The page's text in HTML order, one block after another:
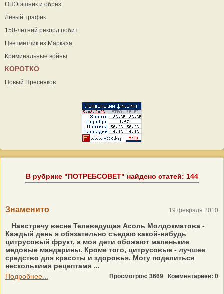
ОПЭгэшник и обрез
Левый трафик
150-летний рекорд побит
Цветметчик из Марказа
Криминальные войны
КОРОТКО
Новый Пресняков
В рубрике "ПОТРЕБСОВЕТ" найдено статей: 144
Знаменито 19 февраля 2010
Навстречу весне Телеведущая Асоль Молдокматова -
Каждый день я обязательно съедаю какой-нибудь
цитрусовый фрукт, а мои дети обожают маленькие
медовые мандарины. Кроме того, цитрусовые - лучшее
средство для красоты и здоровья. Могу поделиться
несколькими рецептами ...
Подробнее...
Просмотров: 3669 Комментариев: 0